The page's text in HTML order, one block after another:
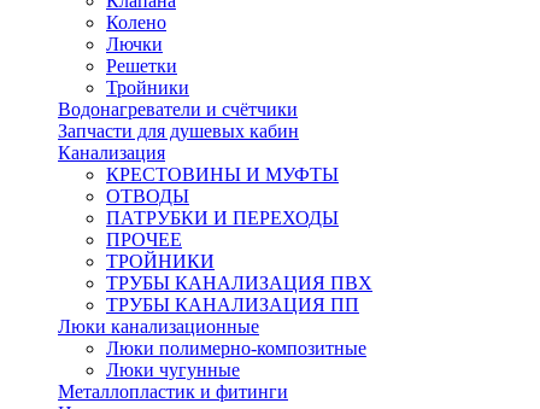
Колено
Лючки
Решетки
Тройники
Водонагреватели и счётчики
Запчасти для душевых кабин
Канализация
КРЕСТОВИНЫ И МУФТЫ
ОТВОДЫ
ПАТРУБКИ И ПЕРЕХОДЫ
ПРОЧЕЕ
ТРОЙНИКИ
ТРУБЫ КАНАЛИЗАЦИЯ ПВХ
ТРУБЫ КАНАЛИЗАЦИЯ ПП
Люки канализационные
Люки полимерно-композитные
Люки чугунные
Металлопластик и фитинги